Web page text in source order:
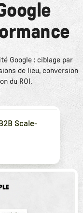
Google : ciblage par
de lieu, conversion
du ROI.
Scale-